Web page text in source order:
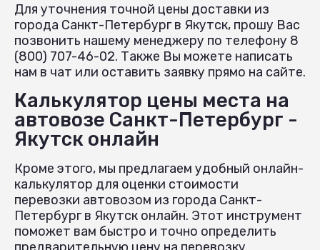
Для уточнения точной цены доставки из
города Санкт-Петербург в Якутск, прошу Вас
позвонить нашему менеджеру по телефону 8
(800) 707-46-02. Также Вы можете написать
нам в чат или оставить заявку прямо на сайте.
Калькулятор цены места на
автовозе Санкт-Петербург -
Якутск онлайн
Кроме этого, мы предлагаем удобный онлайн-
калькулятор для оценки стоимости
перевозки автовозом из города Санкт-
Петербург в Якутск онлайн. Этот инструмент
поможет вам быстро и точно определить